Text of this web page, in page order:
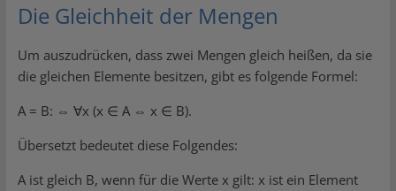
Die Gleichheit der Mengen
Um auszudrücken, dass zwei Mengen gleich heißen, da sie
die gleichen Elemente besitzen, gibt es folgende Formel:
A = B: ⇔ ∀x (x ∈ A ⇔ x ∈ B).
Übersetzt bedeutet diese Folgendes:
A ist gleich B, wenn für die Werte x gilt: x ist ein Element